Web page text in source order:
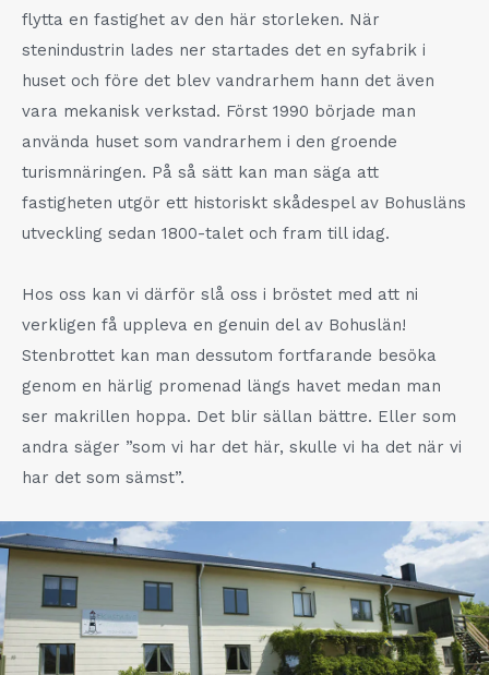
flytta en fastighet av den här storleken. När
stenindustrin lades ner startades det en syfabrik i
huset och före det blev vandrarhem hann det även
vara mekanisk verkstad. Först 1990 började man
använda huset som vandrarhem i den groende
turismnäringen. På så sätt kan man säga att
fastigheten utgör ett historiskt skådespel av Bohusläns
utveckling sedan 1800-talet och fram till idag.
Hos oss kan vi därför slå oss i bröstet med att ni
verkligen få uppleva en genuin del av Bohuslän!
Stenbrottet kan man dessutom fortfarande besöka
genom en härlig promenad längs havet medan man
ser makrillen hoppa. Det blir sällan bättre. Eller som
andra säger ”som vi har det här, skulle vi ha det när vi
har det som sämst”.